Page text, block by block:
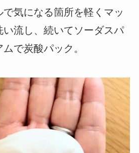
気になる箇所を軽くマッ
い流し、続いてソーダスパ
で炭酸パック。